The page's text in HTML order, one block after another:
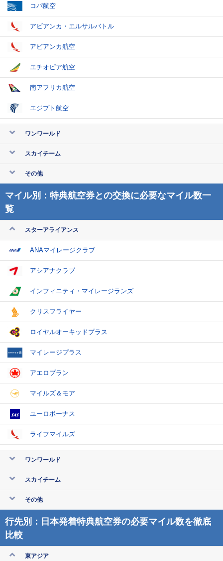
コパ航空
アビアンカ・エルサルバトル
アビアンカ航空
エチオピア航空
南アフリカ航空
エジプト航空
ワンワールド
スカイチーム
その他
マイル別：特典航空券との交換に必要なマイル数一
覧
スターアライアンス
ANAマイレージクラブ
アシアナクラブ
インフィニティ・マイレージランズ
クリスフライヤー
ロイヤルオーキッドプラス
マイレージプラス
アエロプラン
マイルズ＆モア
ユーロボーナス
ライフマイルズ
ワンワールド
スカイチーム
その他
行先別：日本発着特典航空券の必要マイル数を徹底
比較
東アジア